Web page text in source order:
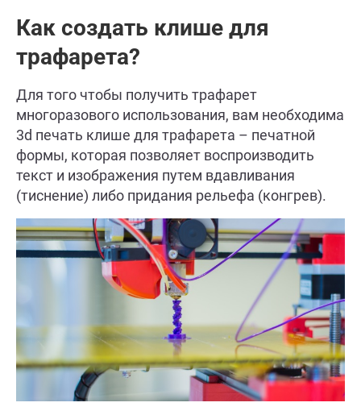
Как создать клише для
трафарета?
Для того чтобы получить трафарет
многоразового использования, вам необходима
3d печать клише для трафарета – печатной
формы, которая позволяет воспроизводить
текст и изображения путем вдавливания
(тиснение) либо придания рельефа (конгрев).